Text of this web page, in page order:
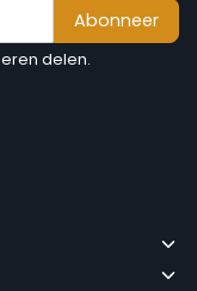
Abonneer
delen.